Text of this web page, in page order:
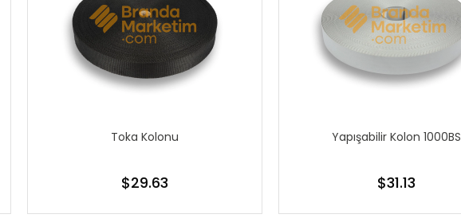
Toka Kolonu
$29.63
Yapışabilir Kolon 1000BS
$31.13